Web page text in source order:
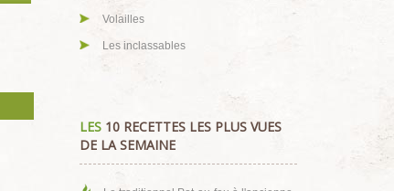
Volailles
Les inclassables
LES 10 RECETTES LES PLUS VUES
DE LA SEMAINE